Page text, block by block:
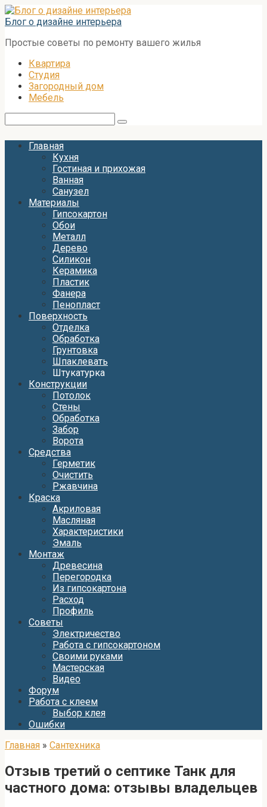
Перейти
к
Блог о дизайне интерьера
Простые советы по ремонту вашего жилья
Квартира
Студия
Загородный дом
Мебель
Главная
Кухня
Гостиная и прихожая
Ванная
Санузел
Материалы
Гипсокартон
Обои
Металл
Дерево
Силикон
Керамика
Пластик
Фанера
Пенопласт
Поверхность
Отделка
Обработка
Грунтовка
Шпаклевать
Штукатурка
Конструкции
Потолок
Стены
Обработка
Забор
Ворота
Средства
Герметик
Очистить
Ржавчина
Краска
Акриловая
Масляная
Характеристики
Эмаль
Монтаж
Древесина
Перегородка
Из гипсокартона
Расход
Профиль
Советы
Электричество
Работа с гипсокартоном
Своими руками
Мастерская
Видео
Форум
Работа с клеем
Выбор клея
Ошибки
Главная » Сантехника
Отзыв третий о септике Танк для
частного дома: отзывы владельцев